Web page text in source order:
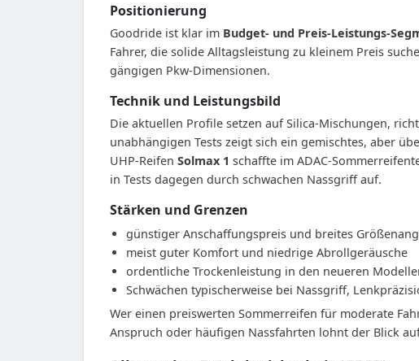
Positionierung
Goodride ist klar im Budget- und Preis-Leistungs-
Fahrer, die solide Alltagsleistung zu kleinem Preis
gängigen Pkw-Dimensionen.
Technik und Leistungsbild
Die aktuellen Profile setzen auf Silica-Mischungen,
unabhängigen Tests zeigt sich ein gemischtes, aber
UHP-Reifen Solmax 1 schaffte im ADAC-
in Tests dagegen durch schwachen Nassgriff auf.
Stärken und Grenzen
günstiger Anschaffungspreis und breites
meist guter Komfort und niedrige Abrollgeräusche
ordentliche Trockenleistung in den neueren
Schwächen typischerweise bei Nassgriff,
Wer einen preiswerten Sommerreifen für moderate
Anspruch oder häufigen Nassfahrten lohnt der Blick